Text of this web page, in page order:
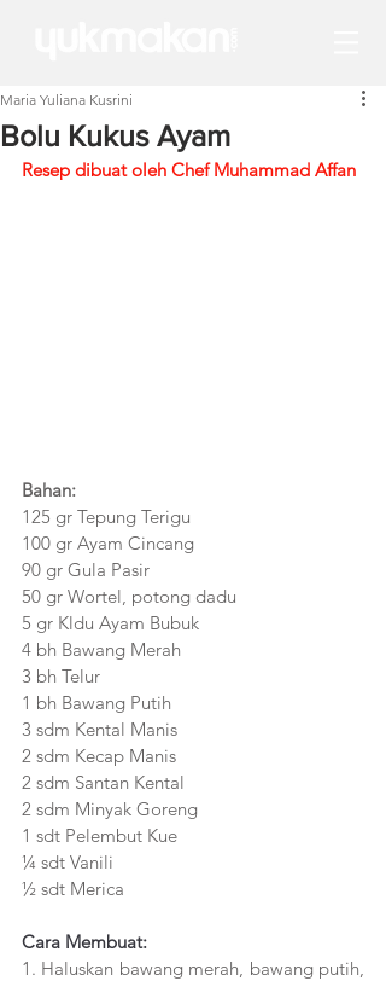
Bolu Kukus Ayam
Maria Yuliana Kusrini
Resep dibuat oleh Chef Muhammad Affan
Bahan:
125 gr Tepung Terigu
100 gr Ayam Cincang
90 gr Gula Pasir
50 gr Wortel, potong dadu
5 gr Kldu Ayam Bubuk
4 bh Bawang Merah
3 bh Telur
1 bh Bawang Putih
3 sdm Kental Manis
2 sdm Kecap Manis
2 sdm Santan Kental
2 sdm Minyak Goreng
1 sdt Pelembut Kue
¼ sdt Vanili
½ sdt Merica
Cara Membuat:
1. Haluskan bawang merah, bawang putih,